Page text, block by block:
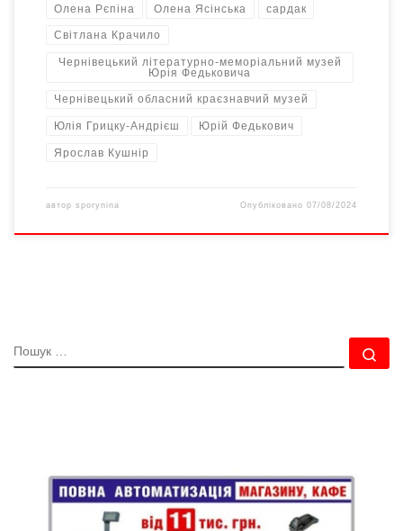
Олена Рєпіна Олена Ясінська сардак
Світлана Крачило
Чернівецький літературно-меморіальний музей
Юрія Федьковича
Чернівецький обласний краєзнавчий музей
Юлія Грицку-Андрієш Юрій Федькович
Ярослав Кушнір
автор sporynina Опубліковано07/08/2024
ПОШУК